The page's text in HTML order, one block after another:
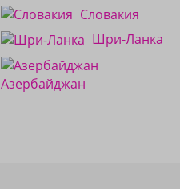
Словакия
Шри-Ланка
Азербайджан